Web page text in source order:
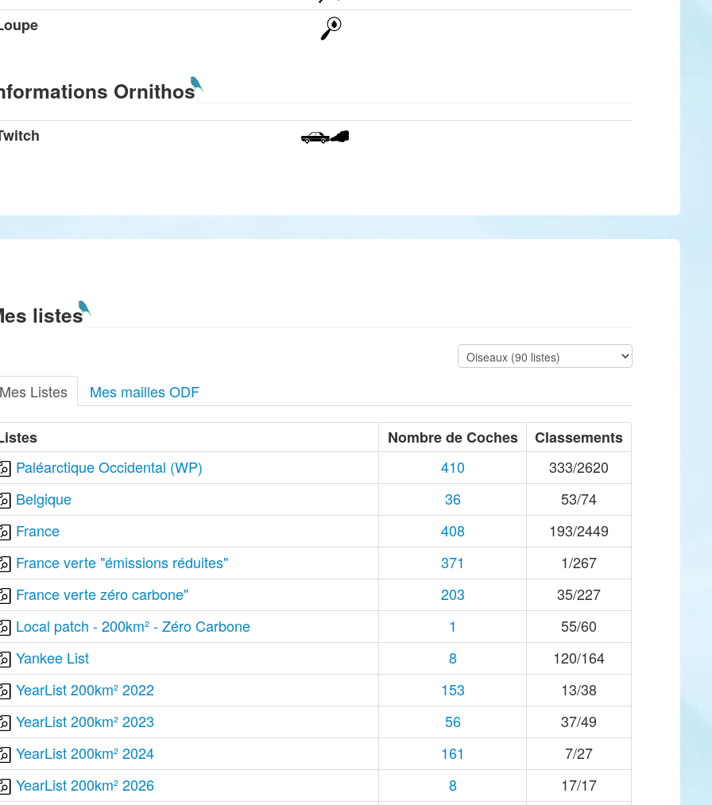
Ornithos
listes
Mes Listes Mes mailles ODF
Nombre de Coches
Classements
Paléarctique Occidental (WP)
410
333/2620
Belgique
36
53/74
France
408
193/2449
France verte "émissions réduites"
371
1/267
France verte zéro carbone"
203
35/227
Local patch - 200km² - Zéro Carbone
1
55/60
Yankee List
8
120/164
YearList 200km² 2022
153
13/38
YearList 200km² 2023
56
37/49
YearList 200km² 2024
161
7/27
YearList 200km² 2026
8
17/17